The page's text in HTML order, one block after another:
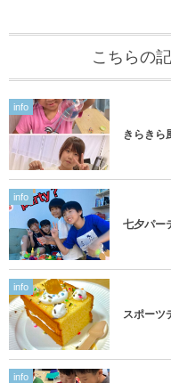
こちらの
info
きらきら
info
七夕パー
info
スポーツ
info